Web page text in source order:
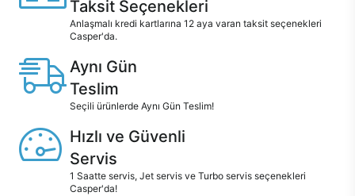
Taksit Seçenekleri
Anlaşmalı kredi kartlarına 12 aya varan taksit seçenekleri
Casper'da.
Aynı Gün
Teslim
Seçili ürünlerde Aynı Gün Teslim!
Hızlı ve Güvenli
Servis
1 Saatte servis, Jet servis ve Turbo servis seçenekleri
Casper'da!